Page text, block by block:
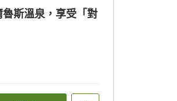
斯溫泉，享受「對